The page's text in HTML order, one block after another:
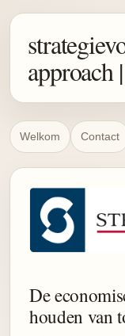
approach
Welkom Contact
De
houden van